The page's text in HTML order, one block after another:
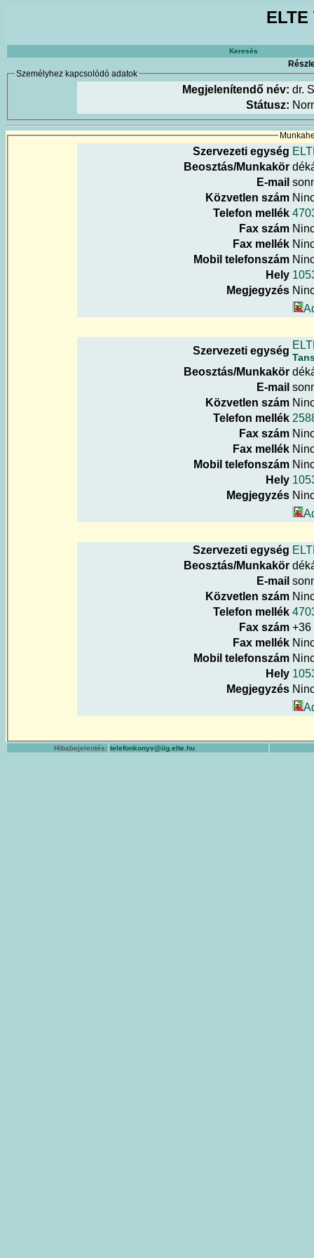
Keresés
Személyhez kapcsolódó adatok
Megjelenítendő név: dr.
Státusz:
Szervezeti egység
Beosztás/Munkakör
E-mail
Közvetlen szám
Telefon mellék
Fax szám
Fax mellék
Mobil telefonszám
Hely
Megjegyzés
Szervezeti egység
Beosztás/Munkakör
E-mail
Közvetlen szám
Telefon mellék
Fax szám
Fax mellék
Mobil telefonszám
Hely
Megjegyzés
Szervezeti egység
Beosztás/Munkakör
E-mail
Közvetlen szám
Telefon mellék
Fax szám +36
Fax mellék
Mobil telefonszám
Hely
Megjegyzés
Hibabejelentés: telefonkonyv@iig.elte.hu